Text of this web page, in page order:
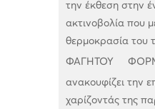
την έκθεση στην
ακτινοβολία που
θερμοκρασία του
ΦΑΓΗΤΟΥ
ανακουφίζει την
χαρίζοντάς της